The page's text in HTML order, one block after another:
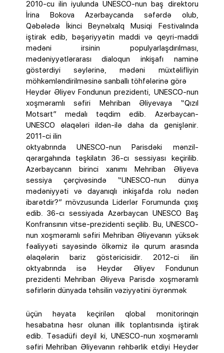
2010-cu ilin iyulunda UNESCO-nun baş direktoru
İrina Bokova Azərbaycanda səfərdə olub,
Qəbələdə İkinci Beynəlxalq Musiqi Festivalında
iştirak edib, bəşəriyyətin maddi və qeyri-maddi
mədəni irsinin populyarlaşdırılması,
mədəniyyətlərarası dialoqun inkişafı naminə
göstərdiyi səylərinə, mədəni müxtəlifliyin
möhkəmləndirilməsinə sanballı töhfələrinə görə
Heydər Əliyev Fondunun prezidenti, UNESCO-nun
xoşməramlı səfiri Mehriban Əliyevaya “Qızıl
Motsart” medalı təqdim edib. Azərbaycan-
UNESCO əlaqələri ildən-ilə daha da genişlənir.
2011-ci ilin
oktyabrında UNESCO-nun Parisdəki mənzil-
qərargahında təşkilatın 36-cı sessiyası keçirilib.
Azərbaycanın birinci xanımı Mehriban Əliyeva
sessiya çərçivəsində “UNESCO-nun dünya
mədəniyyəti və dayanıqlı inkişafda rolu nədən
ibarətdir?” mövzusunda Liderlər Forumunda çıxış
edib. 36-cı sessiyada Azərbaycan UNESCO Baş
Konfransının vitse-prezidenti seçilib. Bu, UNESCO-
nun xoşməramlı səfiri Mehriban Əliyevanın yüksək
fəaliyyəti sayəsində ölkəmiz ilə qurum arasında
əlaqələrin bariz göstəricisidir. 2012-ci ilin
oktyabrında isə Heydər Əliyev Fondunun
prezidenti Mehriban Əliyeva Parisdə xoşməramlı
səfirlərin dünyada təhsilin vəziyyətini öyrənmək
üçün həyata keçirilən qlobal monitorinqin
hesabatına həsr olunan illik toplantısında iştirak
edib. Təsadüfi deyil ki, UNESCO-nun xoşməramlı
səfiri Mehriban Əliyevanın rəhbərlik etdiyi Heydər